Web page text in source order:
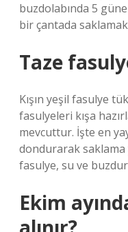
buzdolabında 5
bir çantada
Taze
Kışın yeşil fasulye
fasulyeleri kışa
mevcuttur. İşte en
dondurarak
fasulye, su ve
Ekim